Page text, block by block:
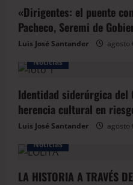
«Dirigentes: el puente
Pacheco, Seremi de
Luis José Santander
agosto
Noticias
Identidad siderúrgica del
herencia cultural en
Luis José Santander
agosto
Noticias
LA HISTORIA A TRAVÉS